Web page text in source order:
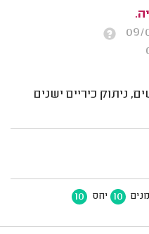
ניתוק כיריים ישנים
10 יחס 10